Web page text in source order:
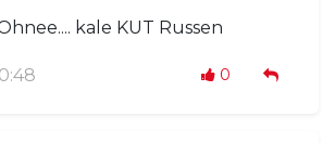
kale KUT Russen
0